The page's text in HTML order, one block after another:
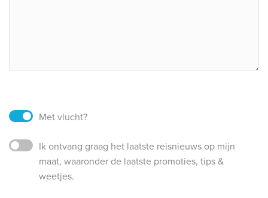
Met vlucht?
Ik ontvang graag het laatste reisnieuws op mijn
maat, waaronder de laatste promoties, tips &
weetjes.